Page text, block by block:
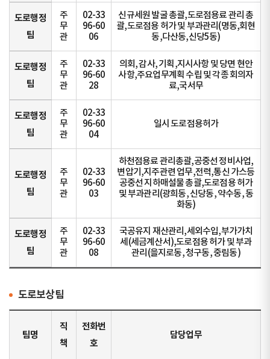
도로행정
팀
주
무
관
02-33
96-60
06
신규세원 발굴 총괄,도로점용료 관리 총
괄,도로점용 허가 및 부과관리(명동,회현
동,다산동,신당5동)
도로행정
팀
주
무
관
02-33
96-60
28
의회, 감사, 기획,지시사항 및 당면 현안
사항,주요업무계획 수립 및 각종 회의자
료,국서무
도로행정
팀
주
무
관
02-33
96-60
04
일시 도로점용허가
도로행정
팀
주
무
관
02-33
96-60
03
하천점용료 관리총괄,공중선 정비사업,
변압기,지주관련 업무,전력,통신 가스등
공중선 지하매설물 총괄,도로점용 허가
및 부과관리(광희동, 신당동, 약수동, 동
화동)
도로행정
팀
주
무
관
02-33
96-60
08
국공유지 재산관리,세외수입,부가가치
세(세금계산서),도로점용 허가 및 부과
관리(을지로동, 청구동, 중림동)
도로보상팀
팀명
직
책
전화번
호
담당업무